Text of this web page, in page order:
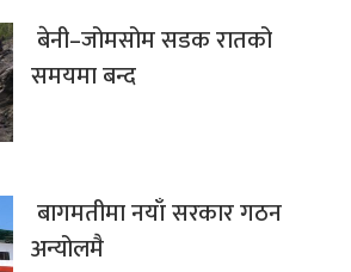
बेनी–जोमसोम सडक रातको
समयमा बन्द
बागमतीमा नयाँ सरकार गठन
अन्योलमै